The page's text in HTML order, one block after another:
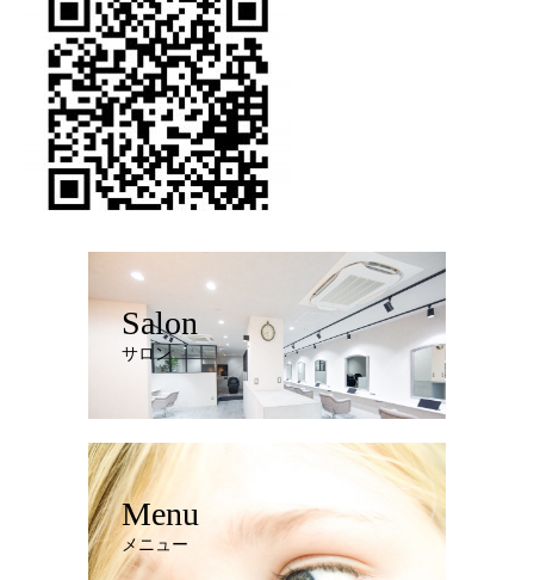
Salon
サロン
Menu
メニュー